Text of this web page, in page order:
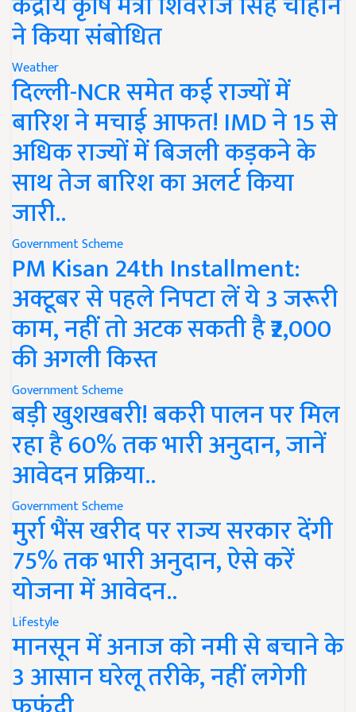
ने किया संबोधित
Weather
दिल्ली-NCR समेत कई राज्यों में
बारिश ने मचाई आफत! IMD ने 15 से
अधिक राज्यों में बिजली कड़कने के
साथ तेज बारिश का अलर्ट किया
जारी..
Government Scheme
PM Kisan 24th Installment:
अक्टूबर से पहले निपटा लें ये 3 जरूरी
काम, नहीं तो अटक सकती है ₹2,000
की अगली किस्त
Government Scheme
बड़ी खुशखबरी! बकरी पालन पर मिल
रहा है 60% तक भारी अनुदान, जानें
आवेदन प्रक्रिया..
Government Scheme
मुर्रा भैंस खरीद पर राज्य सरकार देंगी
75% तक भारी अनुदान, ऐसे करें
योजना में आवेदन..
Lifestyle
मानसून में अनाज को नमी से बचाने के
3 आसान घरेलू तरीके, नहीं लगेगी